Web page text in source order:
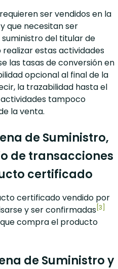
ser vendidos en la
que necesitan ser
del titular de
estas actividades
las tasas de conversión en
opcional al final de la
la trazabilidad hasta el
tampoco
la venta.
de Suministro,
de transacciones
certificado
certificado vendido por
y ser confirmadas [3]
compra el producto
de Suministro y